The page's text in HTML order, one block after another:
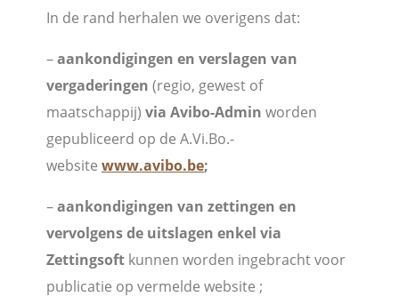
In de rand herhalen we overigens dat:
–aankondigingen en verslagen van
vergaderingen (regio, gewest of
maatschappij) via Avibo-Admin worden
gepubliceerd op de A.Vi.Bo.-
website www.avibo.be;
–aankondigingen van zettingen en
vervolgens de uitslagen enkel via
Zettingsoft kunnen worden ingebracht voor
publicatie op vermelde website ;